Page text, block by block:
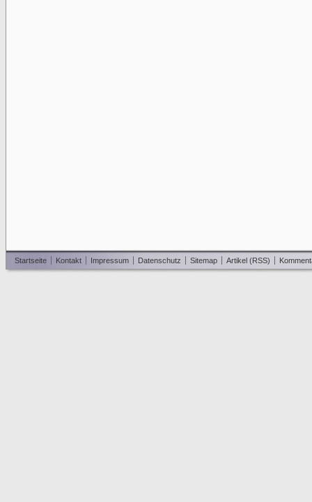
Startseite Kontakt Impressum Datenschutz Sitemap Artikel (RSS)